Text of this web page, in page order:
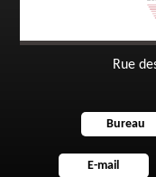
Rue
Bureau
E-mail